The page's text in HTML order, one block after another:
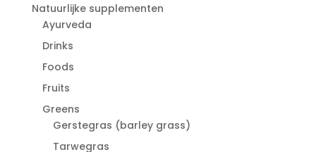
Natuurlijke supplementen
Ayurveda
Drinks
Foods
Fruits
Greens
Gerstegras (barley grass)
Tarwegras